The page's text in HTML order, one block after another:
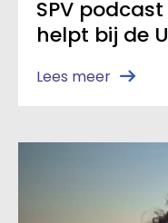
SPV
helpt bij de
Lees meer